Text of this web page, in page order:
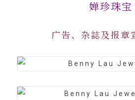
婵珍珠宝
广告、杂誌及报章